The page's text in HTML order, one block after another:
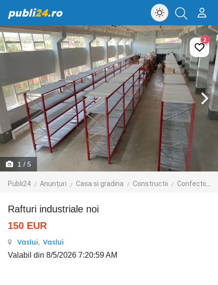
publi24.ro
1 / 5
Publi24 Anunțuri Casa si gradina Constructii Confectii metalice
2
Rafturi industriale noi
150 EUR
Vaslui, Vaslui
Valabil din 8/5/2026 7:20:59 AM